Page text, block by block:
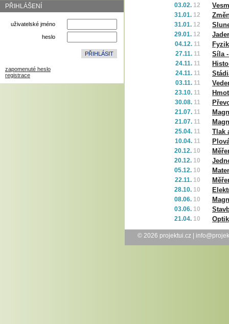
PŘIHLÁŠENÍ
uživatelské jméno
heslo
zapomenuté heslo
registrace
03.02. 12
31.01. 12
31.01. 12
29.01. 12
04.12. 11
27.11. 11 Síla
24.11. 11
24.11. 11
03.11. 11
23.10. 11
30.08. 11
21.07. 11
21.07. 11
25.04. 11 Tlak
10.04. 11
20.12. 10
20.12. 10
05.12. 10
22.11. 10
28.10. 10
08.06. 10
03.06. 10
21.04. 10
© 2026 projektui.cz